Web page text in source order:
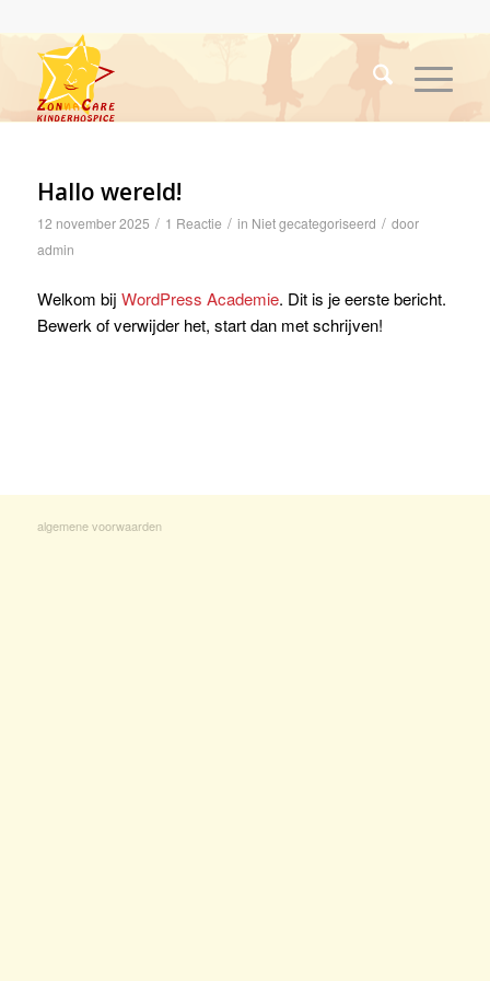
Hallo wereld!
12 november 2025 / 1 Reactie / in Niet gecategoriseerd / door
admin
Welkom bij WordPress Academie. Dit is je eerste bericht.
Bewerk of verwijder het, start dan met schrijven!
algemene voorwaarden